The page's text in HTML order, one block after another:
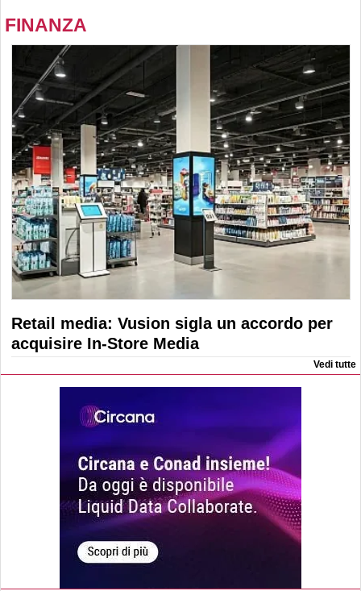
FINANZA
Retail media: Vusion sigla un accordo per
acquisire In-Store Media
Vedi tutte